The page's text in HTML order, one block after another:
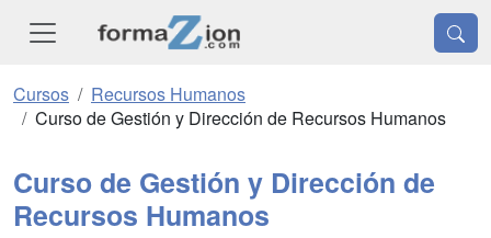
Cursos
Recursos Humanos
Curso de Gestión y Dirección de Recursos Humanos
Curso de Gestión y Dirección de
Recursos Humanos